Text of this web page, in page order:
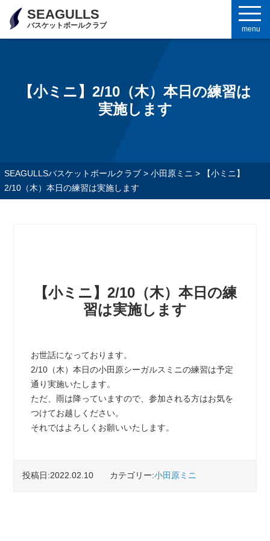
SEAGULLS
バスケットボールクラブ menu
【小ミニ】2/10（木）本日の練習は
実施します
SEAGULLSバスケットボールクラブ> 小田原ミニ >
【小ミニ】
2/10（木）本日の練習は実施します
【小ミニ】2/10（木）本日の練
習は実施します
お世話になっております。
2/10（木）本日の小田原シーガルスミニの練習は予定
通り実施いたします。
ただ、雨は降っていますので、参加される方はお気を
つけてお越しください。
それではよろしくお願いいたします。
投稿日:2022.02.10 カテゴリー:小田原ミニ